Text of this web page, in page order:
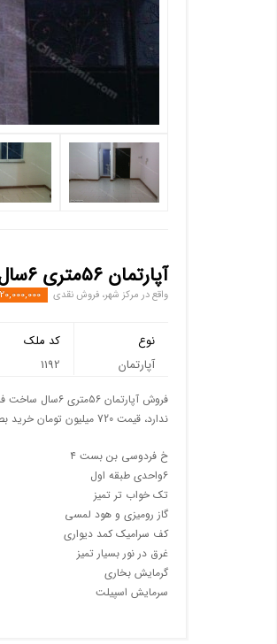
آپارتمان ۵۶متری ۶سال ساخت فردوسی
واقع در مرکز شهر، فروش نقدی
نوع
آپارتمان
کد ملک
1192
ندارد، قیمت 720 میلیون تومان خرید بصورت نقدی دارای امتیازات آب برق گاز تلفن با سند تک برگ
خ فردوسی بن بست ۴
۶واحدی طبقه اول
تک خواب تر تمیز
گاز رومیزی و هود لمسی
کف سرامیک کمد دیواری
غرق در نور بسیار تمیز
گرمایش بخاری
سرمایش اسپیلت